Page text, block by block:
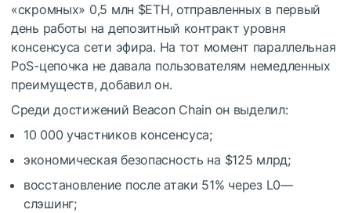
«скромных» 0,5 млн $ETH, отправленных в первый
день работы на депозитный контракт уровня
консенсуса сети эфира. На тот момент параллельная
PoS-цепочка не давала пользователям немедленных
преимуществ, добавил он.
Среди достижений Beacon Chain он выделил:
10 000 участников консенсуса;
экономическая безопасность на $125 млрд;
восстановление после атаки 51% через L0—
слэшинг;